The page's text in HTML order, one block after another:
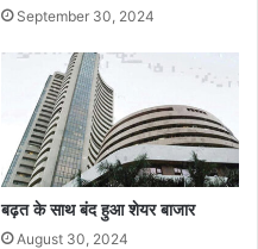
September 30, 2024
बढ़त के साथ बंद हुआ शेयर बाजार
August 30, 2024